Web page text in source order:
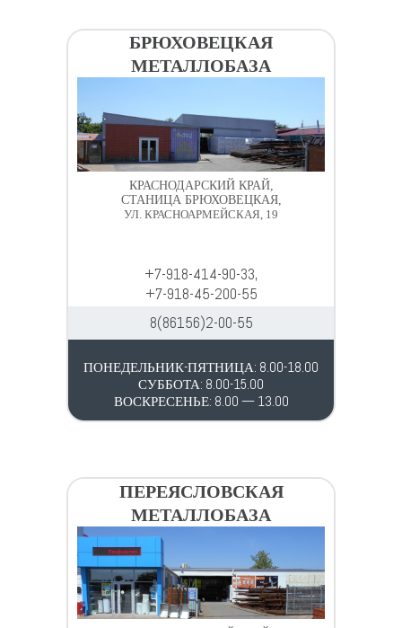
БРЮХОВЕЦКАЯ
МЕТАЛЛОБАЗА
КРАСНОДАРСКИЙ КРАЙ,
СТАНИЦА БРЮХОВЕЦКАЯ,
УЛ. КРАСНОАРМЕЙСКАЯ, 19
+7-918-414-90-33,
+7-918-45-200-55
8(86156)2-00-55
ПОНЕДЕЛЬНИК-ПЯТНИЦА: 8.00-18.00
СУББОТА: 8.00-15.00
ВОСКРЕСЕНЬЕ: 8.00 — 13.00
ПЕРЕЯСЛОВСКАЯ
МЕТАЛЛОБАЗА